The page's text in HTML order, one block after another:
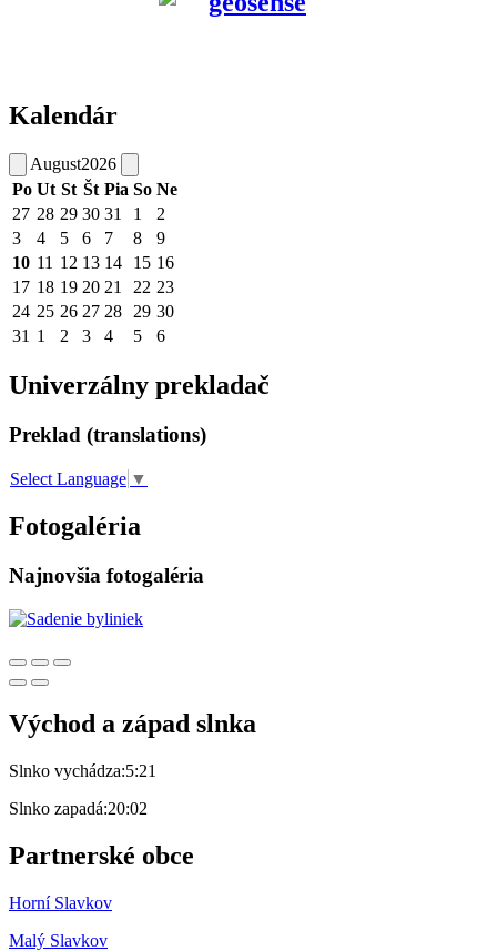
Kalendár
August2026
Po Ut St Št Pia So Ne
27 28 29 30 31 1
2
3
4 5 6 7 8
9
10 11 12 13 14 15 16
17 18 19 20 21 22 23
24 25 26 27 28 29 30
31 1 2 3 4 5 6
Univerzálny prekladač
Preklad (translations)
Select Language ▼
Fotogaléria
Najnovšia fotogaléria
Východ a západ slnka
Slnko vychádza:5:21
Slnko zapadá:20:02
Partnerské obce
Horní Slavkov
Malý Slavkov